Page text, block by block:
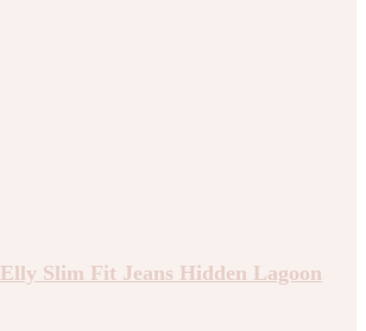
Slim Fit Jeans Hidden Lagoon